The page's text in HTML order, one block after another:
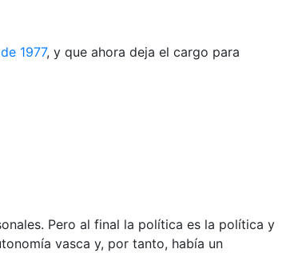
1977, y que ahora deja el cargo para
Pero al final la política es la política y
vasca y, por tanto, había un